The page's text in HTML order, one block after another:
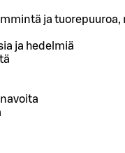
ja
ja hedelmiä